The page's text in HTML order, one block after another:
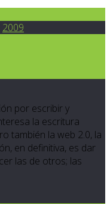
2009
por escribir y
la escritura
también la web 2.0, la
en definitiva, es dar
las de otros; las